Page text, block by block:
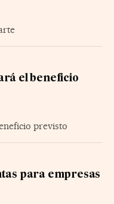
el beneficio
previsto
para empresas